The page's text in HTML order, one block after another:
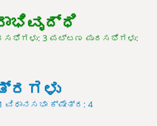
3 ಪಟ್ಟಣ ಪುರಸಭೆಗಳು:
ವಿಧಾನಸಭಾ ಕ್ಷೇತ್ರ: 4